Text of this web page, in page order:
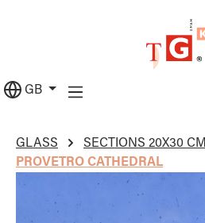
GB
GLASS
SECTIONS 20X30 CM
PROVETRO CATHEDRAL